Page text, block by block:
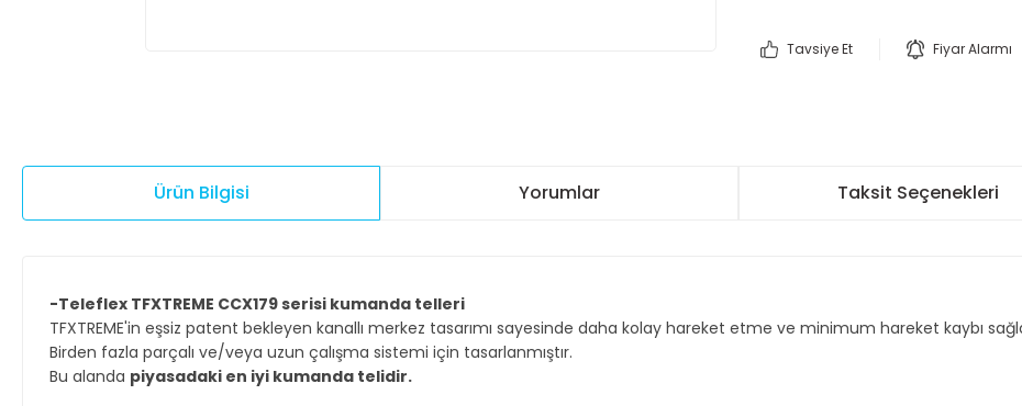
Tavsiye Et Fiyar Alarmı
Ürün Bilgisi Yorumlar Taksit Seçenekleri
-Teleflex TFXTREME CCX179 serisi kumanda telleri
TFXTREME'in eşsiz patent bekleyen kanallı merkez tasarımı sayesinde daha kolay hareket etme ve minimum hareket kaybı
Birden fazla parçalı ve/veya uzun çalışma sistemi için tasarlanmıştır.
Bu alanda piyasadaki en iyi kumanda telidir.